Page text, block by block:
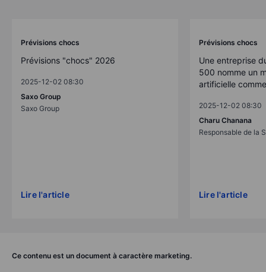
Prévisions chocs
Prévisions "chocs" 2026
2025-12-02 08:30
Saxo Group
Saxo Group
Lire l'article
Prévisions chocs
Une entreprise
500 nomme un
artificielle
2025-12-02 08:30
Charu Chanana
Responsable de la
Lire l'article
Ce contenu est un document à caractère marketing.